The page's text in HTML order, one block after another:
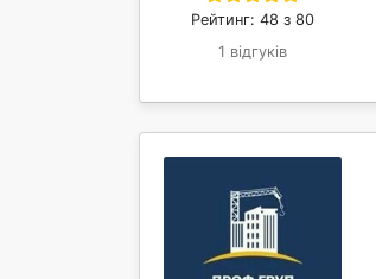
Рейтинг: 48 з 80
1 відгуків